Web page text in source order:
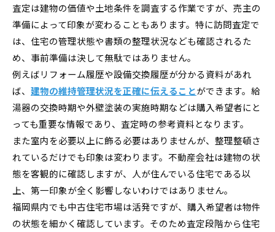
査定は建物の価値や土地条件を調査する作業ですが、売主の
準備によって印象が変わることもあります。特に訪問査定で
は、住宅の管理状態や書類の整理状況なども確認されるた
め、事前準備は決して無駄ではありません。
例えばリフォーム履歴や設備交換履歴が分かる資料があれ
ば、 建物の維持管理状況を正確に伝えることができます。給
湯器の交換時期や外壁塗装の実施時期などは購入希望者にと
っても重要な情報であり、査定時の参考資料となります。
また室内を必要以上に飾る必要はありませんが、整理整頓さ
れているだけでも印象は変わります。不動産会社は建物の状
態を客観的に確認しますが、人が住んでいる住宅である以
上、第一印象が全く影響しないわけではありません。
福岡県内でも中古住宅市場は活発ですが、購入希望者は物件
の状態を細かく確認しています。そのため査定段階から住宅